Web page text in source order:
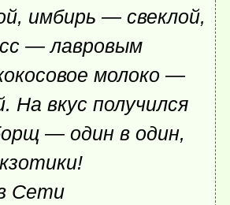
имбирь — свеклой,
— лавровым
молоко —
На вкус получился
— один в один,
Сети